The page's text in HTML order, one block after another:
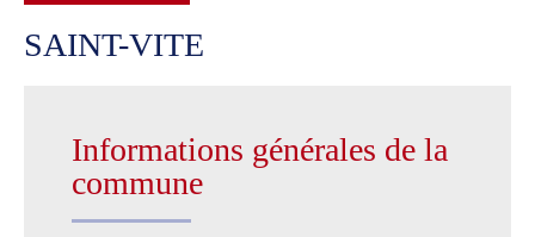
SAINT-VITE
Informations générales de la
commune